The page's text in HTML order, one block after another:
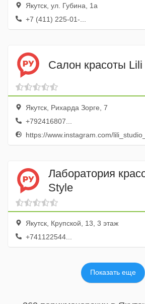
Якутск, ул. Губина, 1а
+7 (411) 225-01-...
Салон красоты Lili
Якутск, Рихарда Зорге, 7
+792416807...
https://www.instagram.com/
Лаборатория
Style
Якутск, Крупской, 13, 3 этаж
+741122544...
Показать еще